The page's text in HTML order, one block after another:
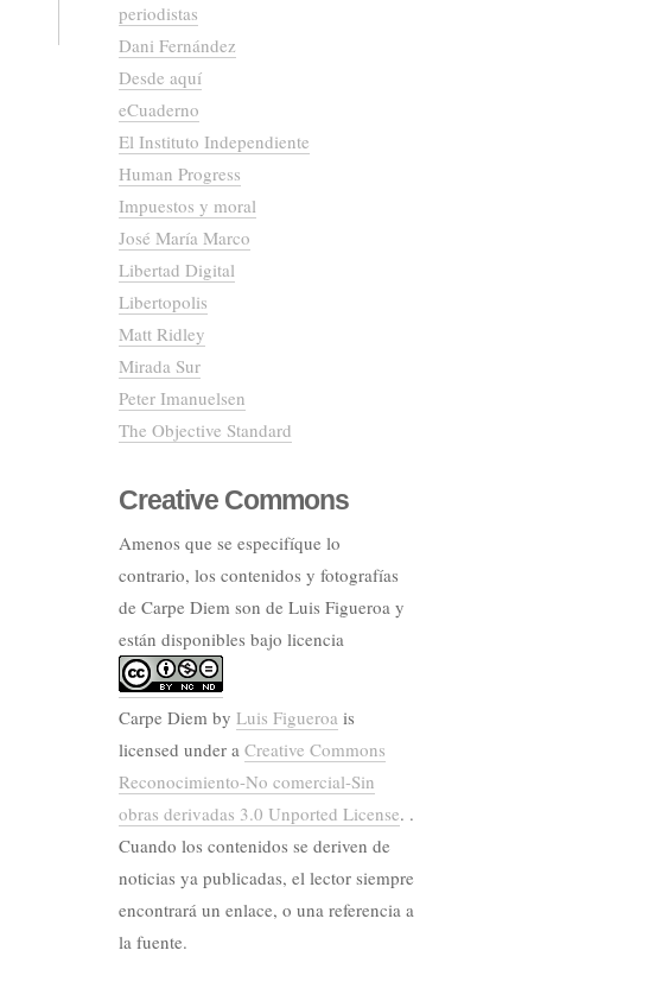
periodistas
Dani Fernández
Desde aquí
eCuaderno
El Instituto Independiente
Human Progress
Impuestos y moral
José María Marco
Libertad Digital
Libertopolis
Matt Ridley
Mirada Sur
Peter Imanuelsen
The Objective Standard
Creative Commons
Amenos que se especifíque lo
contrario, los contenidos y fotografías
de Carpe Diem son de Luis Figueroa y
están disponibles bajo licencia
Carpe Diem by Luis Figueroa is
licensed under a Creative Commons
Reconocimiento-No comercial-Sin
obras derivadas 3.0 Unported License. .
Cuando los contenidos se deriven de
noticias ya publicadas, el lector siempre
encontrará un enlace, o una referencia a
la fuente.